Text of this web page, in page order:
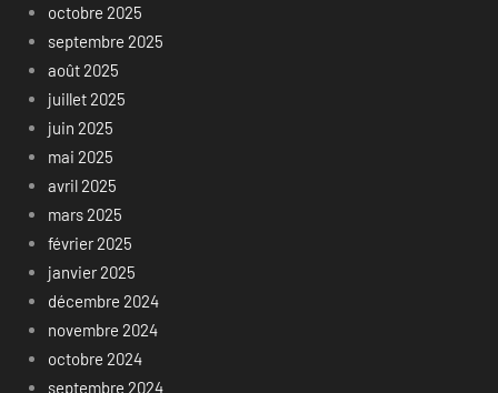
octobre 2025
septembre 2025
août 2025
juillet 2025
juin 2025
mai 2025
avril 2025
mars 2025
février 2025
janvier 2025
décembre 2024
novembre 2024
octobre 2024
septembre 2024